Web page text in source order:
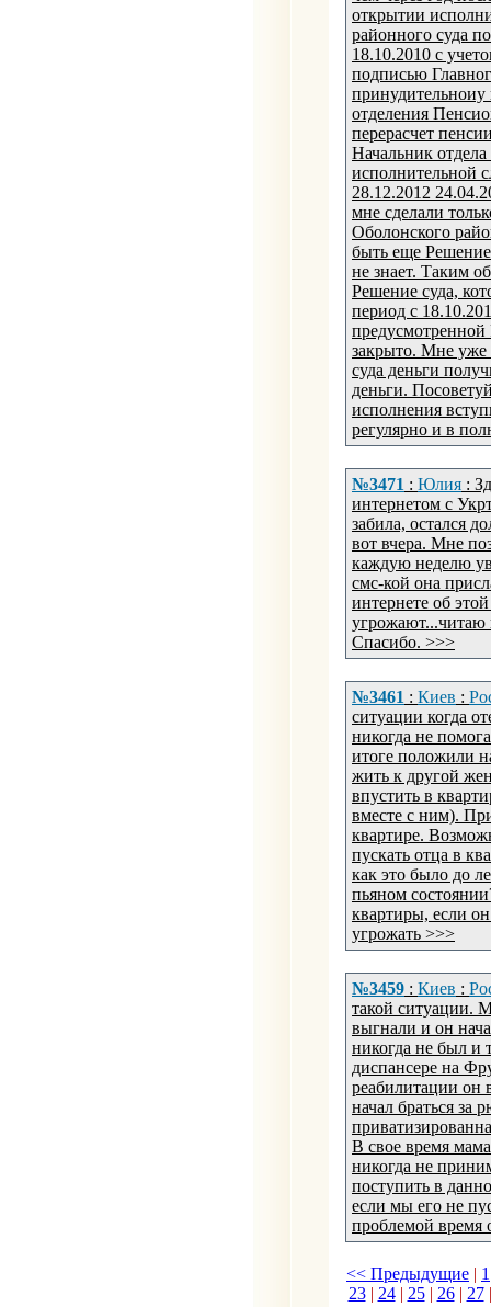
открытии
районного суда
18.10.2010 с
подписью
отделения
перерасчет
Начальник
исполнительной
28.12.2012
мне сделали
Оболонского
быть еще
не знает. Таким
Решение суда,
период с
закрыто. Мне уже
суда деньги
деньги.
исполнения
регулярно и в
№3471 : Юлия :
интернетом с
забила, остался
вот вчера. Мне
каждую неделю
смс-кой она
интернете об
угрожают...читаю
Спасибо. >>>
№3461 : Киев :
ситуации когда
никогда не
итоге положили
жить к другой
впустить в
вместе с ним).
квартире.
пускать отца в
как это было до
пьяном
квартиры, если
угрожать >>>
№3459 : Киев :
такой ситуации.
выгнали и он
никогда не был и
диспансере на
реабилитации он
начал браться за
В свое время
никогда не
поступить в
если мы его не
проблемой время
<< Предыдущие | 1
23| 24| 25| 26| 27